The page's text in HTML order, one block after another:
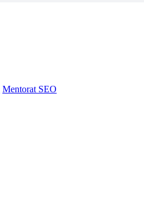
Mentorat SEO